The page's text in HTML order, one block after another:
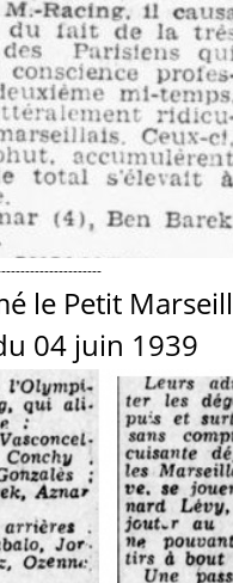
le Petit
04 juin 1939